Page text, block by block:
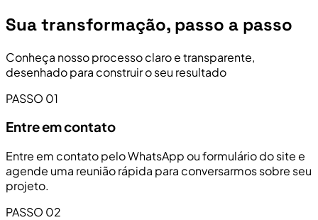
Sua transformação, passo a passo
Conheça nosso processo claro e transparente,
desenhado para construir o seu resultado
PASSO 01
Entre em contato
Entre em contato pelo WhatsApp ou formulário do site e
agende uma reunião rápida para conversarmos sobre seu
projeto.
PASSO 02